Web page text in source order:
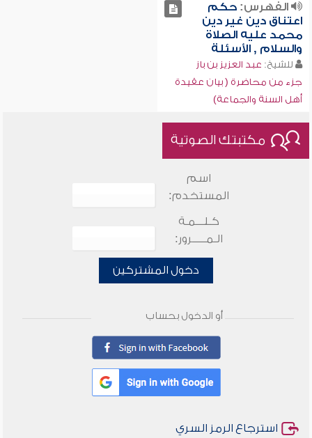
الفهرس:حكم
اعتناق دين غير دين
محمد عليه الصلاة
والسلام , الأسئلة
للشيخ: عبد العزيز بن باز
جزء من محاضرة ( بيان عقيدة
أهل السنة والجماعة)
مكتبتك الصوتية
اسم
المستخدم:
كـلـــمـة
الـمـــــرور:
دخول المشتركين
أو الدخول بحساب
استرجاع الرمز السري